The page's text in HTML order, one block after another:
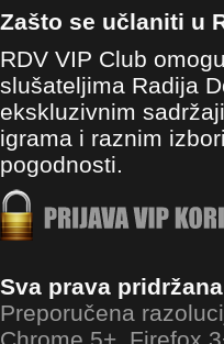
Zašto se učlaniti u
RDV VIP Club
slušateljima Radija
ekskluzivnim
igrama i raznim
pogodnosti.
Sva prava
Preporučena